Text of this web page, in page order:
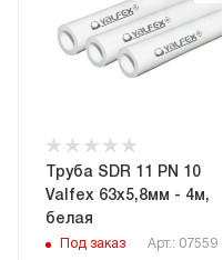
Труба SDR 11 PN 10
Valfex 63х5,8мм - 4м,
белая
Под заказ Арт.: 07559